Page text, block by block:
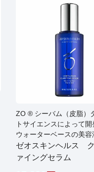
ZO ® シーバム（皮脂）
トサイエンスによって
ウォーターベースの美容
ゼオスキンヘルス
ァイングセラム